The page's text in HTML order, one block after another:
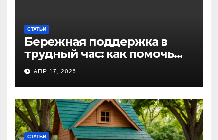
СТАТЬИ
Бережная поддержка в
трудный час: как помочь
близкому справиться с
алкогольной
интоксикацией и
сохранить семью
АПР 17, 2026
СТАТЬИ